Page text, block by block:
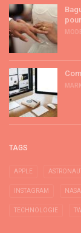
TAGS
APPLE
INSTAGRAM NASA
TECHNOLOGIE